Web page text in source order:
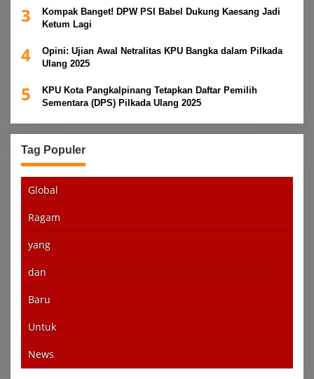
3
Kompak Banget! DPW PSI Babel Dukung Kaesang Jadi
Ketum Lagi
4
Opini: Ujian Awal Netralitas KPU Bangka dalam Pilkada
Ulang 2025
5
KPU Kota Pangkalpinang Tetapkan Daftar Pemilih
Sementara (DPS) Pilkada Ulang 2025
Tag Populer
Global
Ragam
yang
dan
Baru
Untuk
News